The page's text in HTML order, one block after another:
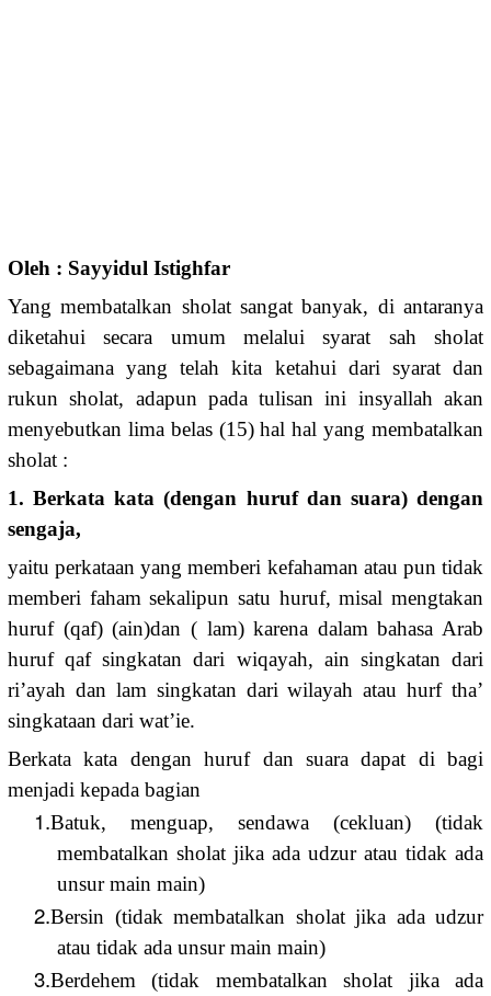
Oleh : Sayyidul Istighfar
Yang membatalkan sholat sangat banyak, di antaranya
diketahui secara umum melalui syarat sah sholat
sebagaimana yang telah kita ketahui dari syarat dan
rukun sholat, adapun pada tulisan ini insyallah akan
menyebutkan lima belas (15) hal hal yang membatalkan
sholat :
1. Berkata kata (dengan huruf dan suara) dengan
sengaja,
yaitu perkataan yang memberi kefahaman atau pun tidak
memberi faham sekalipun satu huruf, misal mengtakan
huruf (qaf) (ain)dan ( lam) karena dalam bahasa Arab
huruf qaf singkatan dari wiqayah, ain singkatan dari
ri’ayah dan lam singkatan dari wilayah atau hurf tha’
singkataan dari wat’ie.
Berkata kata dengan huruf dan suara dapat di bagi
menjadi kepada bagian
1.Batuk, menguap, sendawa (cekluan) (tidak
membatalkan sholat jika ada udzur atau tidak ada
unsur main main)
2.Bersin (tidak membatalkan sholat jika ada udzur
atau tidak ada unsur main main)
3.Berdehem (tidak membatalkan sholat jika ada